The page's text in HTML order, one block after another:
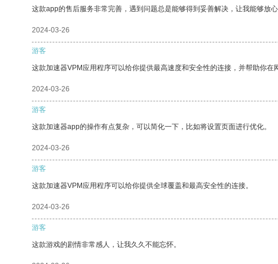
这款app的售后服务非常完善，遇到问题总是能够得到妥善解决，让我能够放心
2024-03-26
游客
这款加速器VPM应用程序可以给你提供最高速度和安全性的连接，并帮助你在
2024-03-26
游客
这款加速器app的操作有点复杂，可以简化一下，比如将设置页面进行优化。
2024-03-26
游客
这款加速器VPM应用程序可以给你提供全球覆盖和最高安全性的连接。
2024-03-26
游客
这款游戏的剧情非常感人，让我久久不能忘怀。